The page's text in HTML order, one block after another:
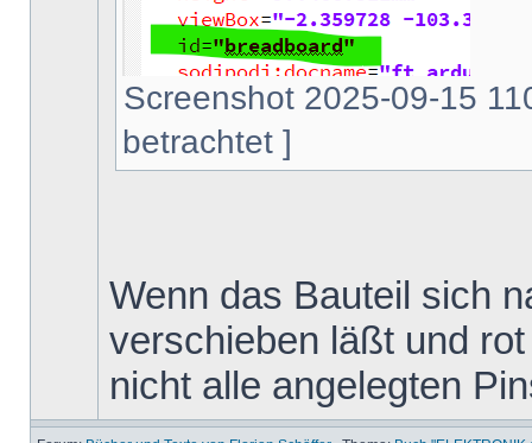
Screenshot 2025-09-15
betrachtet ]
Wenn das Bauteil sich
verschieben läßt und
nicht alle angelegten